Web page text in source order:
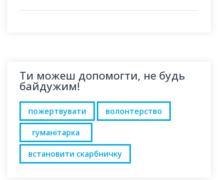
Ти можеш допомогти, не будь
байдужим!
пожертвувати
волонтерство
гуманітарка
встановити скарбничку